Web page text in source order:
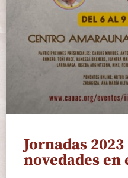
Jornadas
novedades